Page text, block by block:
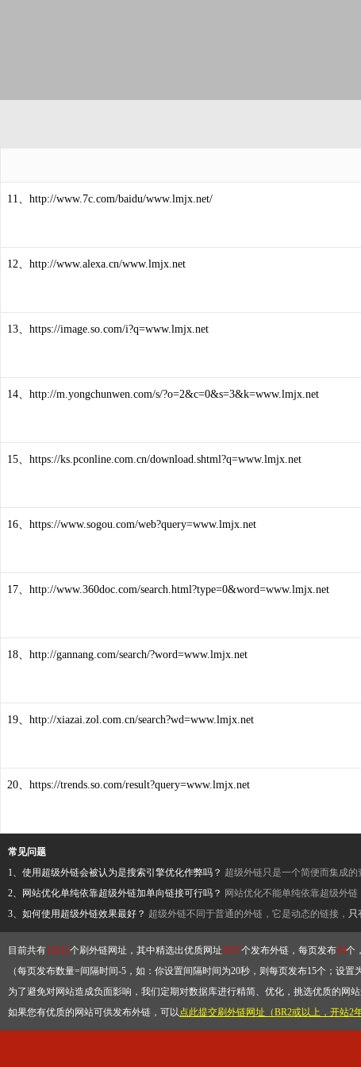
11、http://www.7c.com/baidu/www.lmjx.net/
12、http://www.alexa.cn/www.lmjx.net
13、https://image.so.com/i?q=www.lmjx.net
14、http://m.yongchunwen.com/s/?o=2&c=0&s=3&k=www.lmjx.net
15、https://ks.pconline.com.cn/download.shtml?q=www.lmjx.net
16、https://www.sogou.com/web?query=www.lmjx.net
17、http://www.360doc.com/search.html?type=0&word=www.lmjx.net
18、http://gannang.com/search/?word=www.lmjx.net
19、http://xiazai.zol.com.cn/search?wd=www.lmjx.net
20、https://trends.so.com/result?query=www.lmjx.net
常见问题
1、使用超级外链会被认为是搜索引擎优化作弊吗？ 超级外链只是一个简便而集成
2、网站优化单纯依靠超级外链加单向链接可行吗？ 网站优化不能单纯依靠超级外
3、如何使用超级外链效果最好？ 超级外链不同于普通的外链，它是动态的链接， 只
目前共有13212个刷外链网址，其中精选出优质网址3317个发布外链，每页发布10个
（每页发布数量=间隔时间-5，如：你设置间隔时间为20秒，则每页发布15个；设
为了避免对网站造成负面影响，我们定期对数据库进行精简、优化，挑选优质的网
如果您有优质的网站可供发布外链，可以点此提交刷外链网址（BR2或以上，开站2